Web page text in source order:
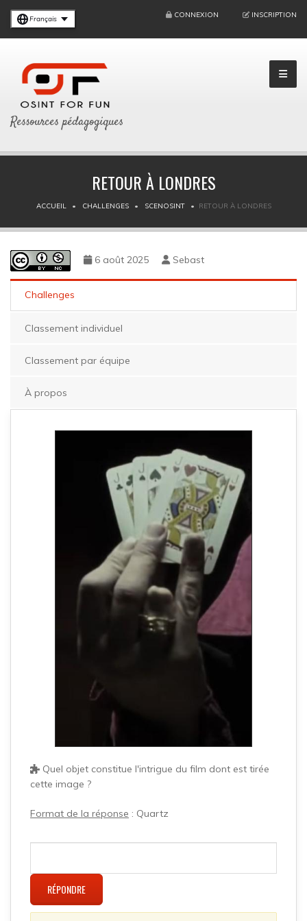
Français CONNEXION INSCRIPTION
Ressources pédagogiques
RETOUR À LONDRES
ACCUEIL CHALLENGES SCENOSINT RETOUR À LONDRES
6 août 2025 Sebast
Challenges
Classement individuel
Classement par équipe
À propos
Quel objet constitue l'intrigue du film dont est tirée
cette image ?
Format de la réponse : Quartz
RÉPONDRE